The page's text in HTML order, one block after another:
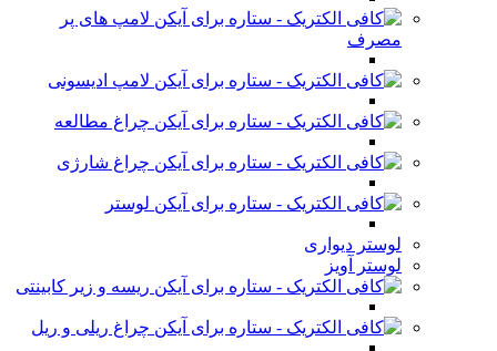
لامپ های پر
مصرف
لامپ ادیسونی
چراغ مطالعه
چراغ شارژی
لوستر
لوستر دیواری
لوستر آویز
ریسه و زیر کابینتی
چراغ ریلی و ریل